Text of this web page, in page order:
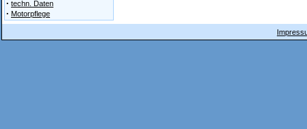
· techn. Daten
· Motorpflege